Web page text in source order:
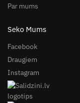
Par mums
Seko Mums
Facebook
Draugiem
Instagram